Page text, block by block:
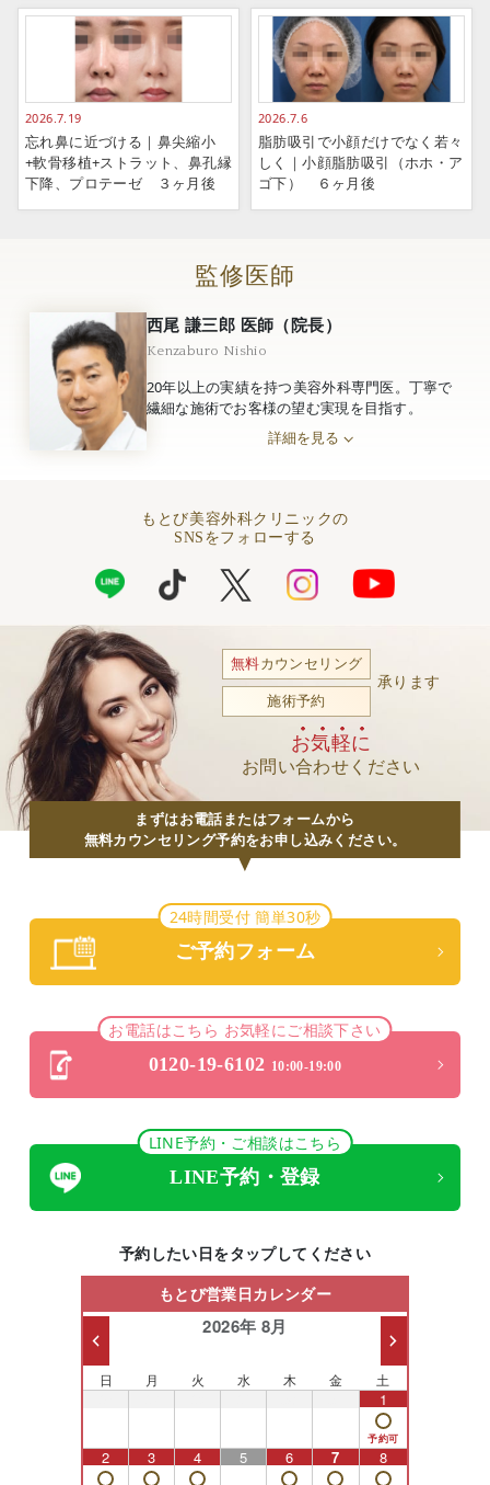
2026.7.19
忘れ鼻に近づける｜鼻尖縮小
+軟骨移植+ストラット、鼻孔縁
下降、プロテーゼ ３ヶ月後
2026.7.6
脂肪吸引で小顔だけでなく若々
しく｜小顔脂肪吸引（ホホ・ア
ゴ下） ６ヶ月後
監修医師
西尾 謙三郎 医師（院長）
Kenzaburo Nishio
20年以上の実績を持つ美容外科専門医。丁寧で
繊細な施術でお客様の望む実現を目指す。
詳細を見る
もとび美容外科クリニックの
SNSをフォローする
無料カウンセリング
施術予約
承ります
お気軽に
お問い合わせください
まずはお電話またはフォームから
無料カウンセリング予約をお申し込みください。
24時間受付 簡単30秒
ご予約フォーム
お電話はこちら お気軽にご相談下さい
0120-19-6102 10:00-19:00
LINE予約・ご相談はこちら
LINE予約・登録
予約したい日をタップしてください
もとび営業日カレンダー
2026年 8月
日 月 火 水 木 金 土
1
2 3 4 5 6 7 8